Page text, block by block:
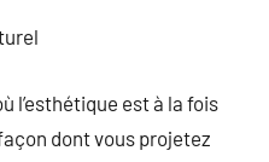
l’esthétique est à la fois
dont vous projetez